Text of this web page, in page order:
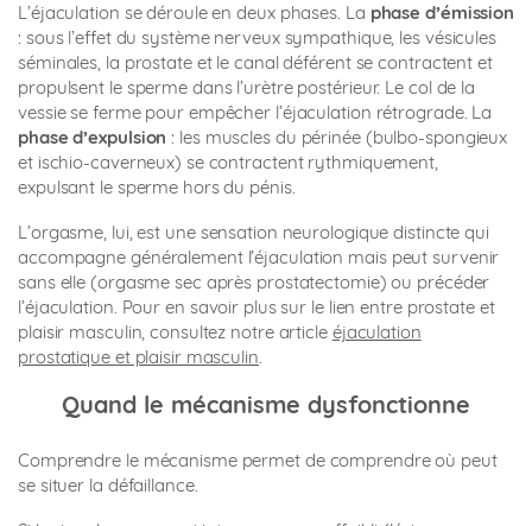
L’éjaculation se déroule en deux phases. La phase d’émission
: sous l’effet du système nerveux sympathique, les vésicules
séminales, la prostate et le canal déférent se contractent et
propulsent le sperme dans l’urètre postérieur. Le col de la
vessie se ferme pour empêcher l’éjaculation rétrograde. La
phase d’expulsion : les muscles du périnée (bulbo-spongieux
et ischio-caverneux) se contractent rythmiquement,
expulsant le sperme hors du pénis.
L’orgasme, lui, est une sensation neurologique distincte qui
accompagne généralement l’éjaculation mais peut survenir
sans elle (orgasme sec après prostatectomie) ou précéder
l’éjaculation. Pour en savoir plus sur le lien entre prostate et
plaisir masculin, consultez notre article éjaculation
prostatique et plaisir masculin.
Quand le mécanisme dysfonctionne
Comprendre le mécanisme permet de comprendre où peut
se situer la défaillance.